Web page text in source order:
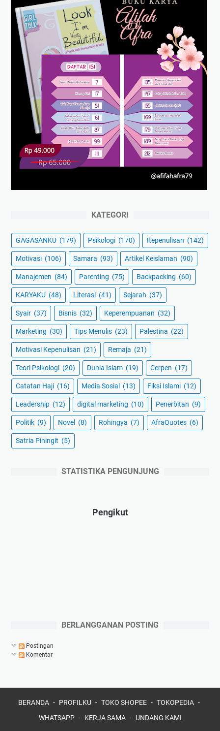
KATEGORI
GAGASANKU (179) Psikologi (170) Kepenulisan (142)
Motivasi (106) Samara (93) Artikel Keislaman (90)
Manajemen (84) Parenting (75) Backpacking (60)
KARYAKU (48) Literasi (41) Sejarah (37)
Syair (37) Bisnis (32) Keperempuanan (32)
Marketing (30) Tips Menulis (23) Palestina (22)
Motivasi Kepenulisan (21) Remaja (21)
Teori Psikologi (20) Dunia Islam (19) Cerpen (17)
Catatan Haji (16) Media Sosial (13) Fiksi Islami (12)
Leadership (12) digital marketing (10) Penerbitan (9)
Politik (9) Novel (8) Rohingya (7) AfraQuotes (6)
Satria Piningit (5)
STATISTIKA PENGUNJUNG
Pengikut
BERLANGGANAN POSTING
Postingan
Komentar
BERANDA PROFILKU TOKO SHOPEE
TOKOPEDIA
WHATSAPP
KERJA SAMA UNDANG KAMI